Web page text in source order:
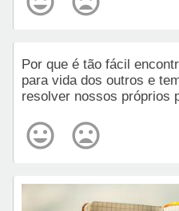
Por que é tão fácil
para vida dos outros e
resolver nossos próprios